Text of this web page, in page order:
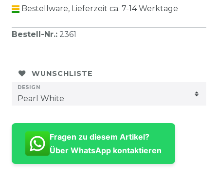
Bestellware, Lieferzeit ca. 7-14 Werktage
Bestell-Nr.: 2361
WUNSCHLISTE
DESIGN
Fragen zu diesem Artikel?
Über WhatsApp kontaktieren